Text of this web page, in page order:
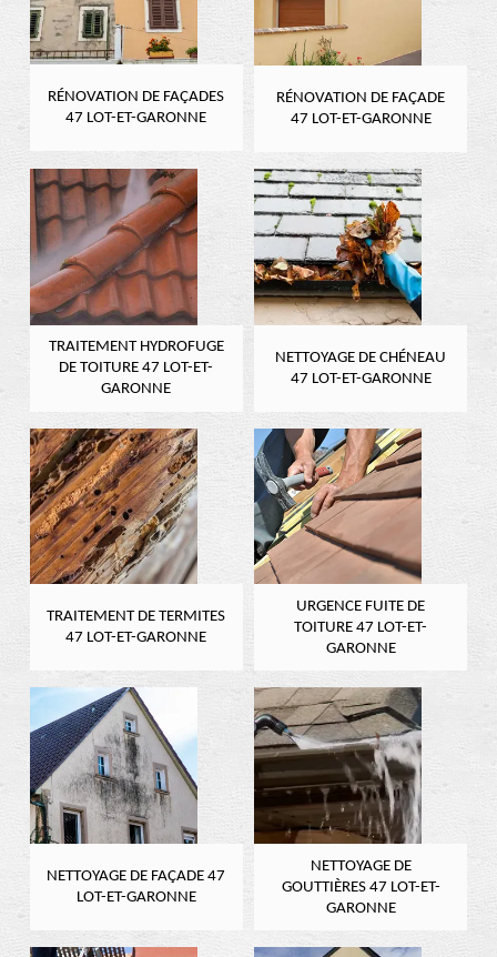
RÉNOVATION DE FAÇADES
47 LOT-ET-GARONNE
RÉNOVATION DE FAÇADE
47 LOT-ET-GARONNE
TRAITEMENT HYDROFUGE
DE TOITURE 47 LOT-ET-
GARONNE
NETTOYAGE DE CHÉNEAU
47 LOT-ET-GARONNE
TRAITEMENT DE TERMITES
47 LOT-ET-GARONNE
URGENCE FUITE DE
TOITURE 47 LOT-ET-
GARONNE
NETTOYAGE DE FAÇADE 47
LOT-ET-GARONNE
NETTOYAGE DE
GOUTTIÈRES 47 LOT-ET-
GARONNE